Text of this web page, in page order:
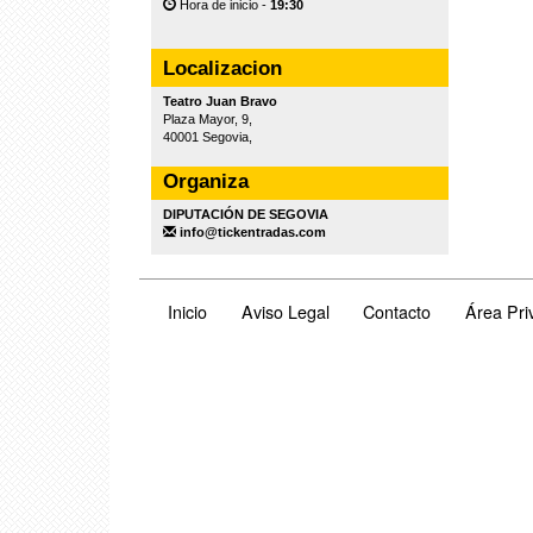
Hora de inicio -19:30
Localizacion
Teatro Juan Bravo
Plaza Mayor, 9,
40001 Segovia,
Organiza
DIPUTACIÓN DE SEGOVIA
info@tickentradas.com
Inicio Aviso Legal Contacto Área